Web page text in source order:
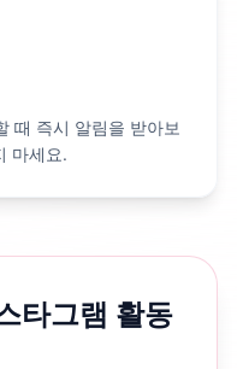
때 즉시 알림을 받아보
마세요.
타그램 활동